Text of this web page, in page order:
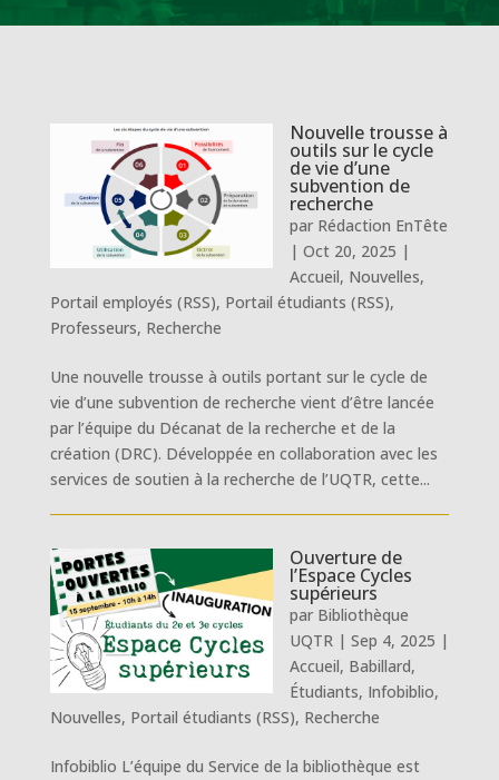
Nouvelle trousse à
outils sur le cycle
de vie d’une
subvention de
recherche
par Rédaction EnTête
| Oct 20, 2025 |
Accueil, Nouvelles,
Portail employés (RSS), Portail étudiants (RSS),
Professeurs, Recherche
Une nouvelle trousse à outils portant sur le cycle de
vie d’une subvention de recherche vient d’être lancée
par l’équipe du Décanat de la recherche et de la
création (DRC). Développée en collaboration avec les
services de soutien à la recherche de l’UQTR, cette...
Ouverture de
l’Espace Cycles
supérieurs
par Bibliothèque
UQTR| Sep 4, 2025 |
Accueil, Babillard,
Étudiants, Infobiblio,
Nouvelles, Portail étudiants (RSS), Recherche
Infobiblio L’équipe du Service de la bibliothèque est